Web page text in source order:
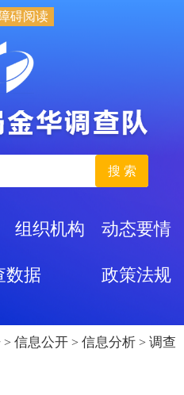
碍阅读
搜 索
组织机构 动态要情
数据 政策法规
> 信息公开 > 信息分析 > 调查